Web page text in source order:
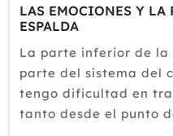
LAS EMOCIONES Y LA
ESPALDA
La parte inferior de la
parte del sistema del
tengo dificultad en
tanto desde el punto